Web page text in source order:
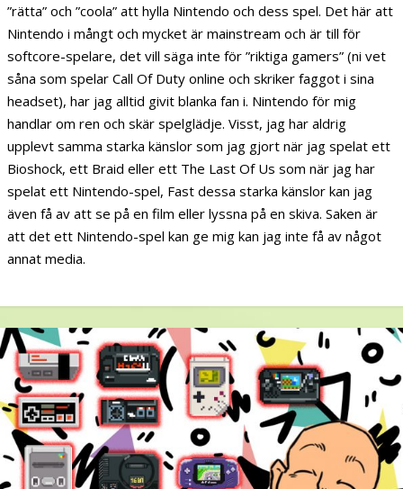
”rätta” och ”coola” att hylla Nintendo och dess spel. Det här att
Nintendo i mångt och mycket är mainstream och är till för
softcore-spelare, det vill säga inte för ”riktiga gamers” (ni vet
såna som spelar Call Of Duty online och skriker faggot i sina
headset), har jag alltid givit blanka fan i. Nintendo för mig
handlar om ren och skär spelglädje. Visst, jag har aldrig
upplevt samma starka känslor som jag gjort när jag spelat ett
Bioshock, ett Braid eller ett The Last Of Us som när jag har
spelat ett Nintendo-spel, Fast dessa starka känslor kan jag
även få av att se på en film eller lyssna på en skiva. Saken är
att det ett Nintendo-spel kan ge mig kan jag inte få av något
annat media.